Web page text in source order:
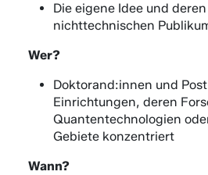
Die eigene Idee und
nichttechnischen
Wer?
Doktorand:innen und
Einrichtungen, deren
Quantentechnologien
Gebiete konzentriert
Wann?